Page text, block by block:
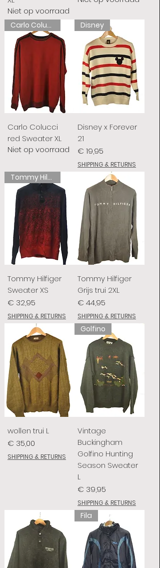
Niet op voorraad
Carlo Colucci
Carlo Colucci
red Sweater XL
Niet op voorraad
Disney
Disney x Forever
21
Prijs
€ 19,95
SHIPPING & RETURNS
Tommy Hilfiger
Tommy Hilfiger
Sweater XS
Prijs
€ 32,95
SHIPPING & RETURNS
Tommy Hilfiger
Grijs trui 2XL
Prijs
€ 44,95
SHIPPING & RETURNS
wollen trui L
Prijs
€ 35,00
SHIPPING & RETURNS
Golfino
Vintage
Buckingham
Golfino Hunting
Season Sweater
L
Prijs
€ 39,95
SHIPPING & RETURNS
Fila